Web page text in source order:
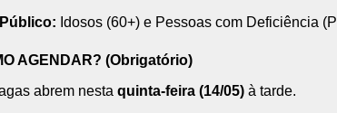
Público: Idosos (60+) e Pessoas com Deficiência
AGENDAR? (Obrigatório)
abrem nesta quinta-feira (14/05) à tarde.